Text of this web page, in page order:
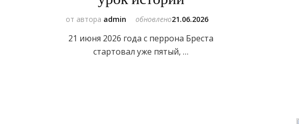
от автора admin обновлено21.06.2026
21 июня 2026 года с перрона Бреста
стартовал уже пятый, …